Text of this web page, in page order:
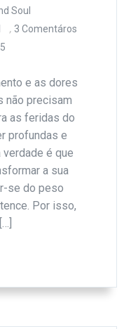
Soul
3 Comentáros
e as dores
não precisam
as feridas do
profundas e
é que
a sua
se do peso
Por isso,